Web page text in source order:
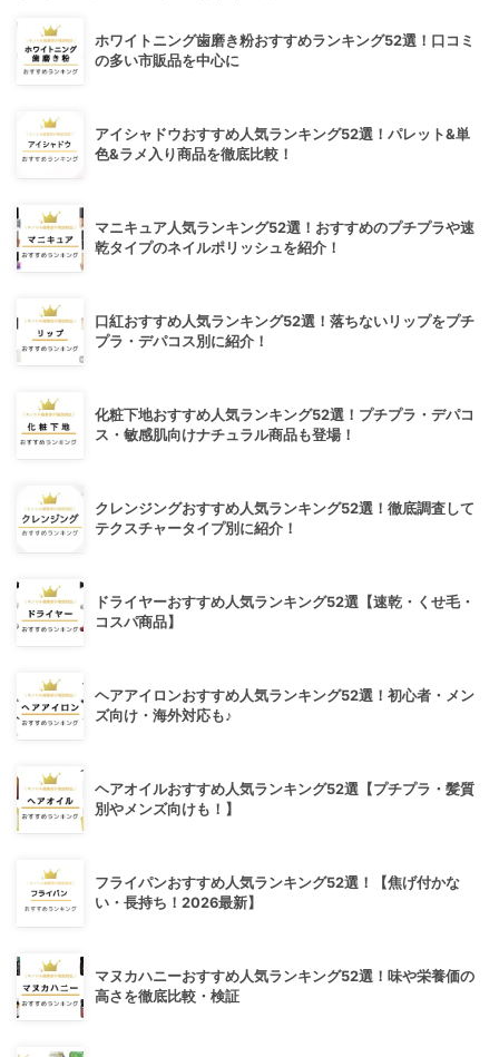
ホワイトニング歯磨き粉おすすめランキング52選！口コミ
の多い市販品を中心に
アイシャドウおすすめ人気ランキング52選！パレット&単
色&ラメ入り商品を徹底比較！
マニキュア人気ランキング52選！おすすめのプチプラや速
乾タイプのネイルポリッシュを紹介！
口紅おすすめ人気ランキング52選！落ちないリップをプチ
プラ・デパコス別に紹介！
化粧下地おすすめ人気ランキング52選！プチプラ・デパコ
ス・敏感肌向けナチュラル商品も登場！
クレンジングおすすめ人気ランキング52選！徹底調査して
テクスチャータイプ別に紹介！
ドライヤーおすすめ人気ランキング52選【速乾・くせ毛・
コスパ商品】
ヘアアイロンおすすめ人気ランキング52選！初心者・メン
ズ向け・海外対応も♪
ヘアオイルおすすめ人気ランキング52選【プチプラ・髪質
別やメンズ向けも！】
フライパンおすすめ人気ランキング52選！【焦げ付かな
い・長持ち！2026最新】
マヌカハニーおすすめ人気ランキング52選！味や栄養価の
高さを徹底比較・検証